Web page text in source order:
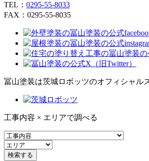
TEL： 0295-55-8033
FAX：0295-55-8035
冨山塗装は茨城ロボッツのオフィシャル
工事内容 × エリアで調べる